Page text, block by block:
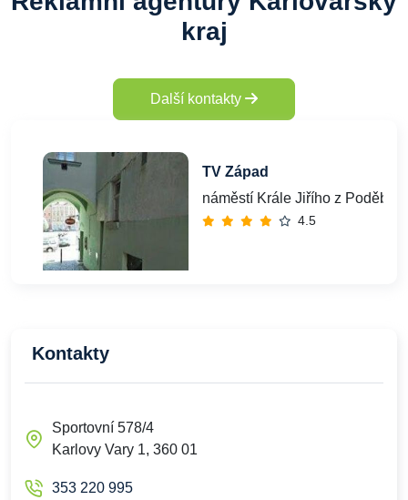
kraj
Další kontakty
TV Západ
náměstí Krále Jiřího z
4.5
Kontakty
Sportovní 578/4
Karlovy Vary 1, 360 01
353 220 995